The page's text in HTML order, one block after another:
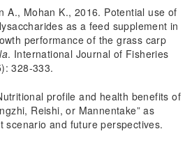
A., Mohan K., 2016. Potential use of
as a feed supplement in
performance of the grass carp
. International Journal of Fisheries
328-333.
profile and health benefits of
Reishi, or Mannentake” as
scenario and future perspectives.